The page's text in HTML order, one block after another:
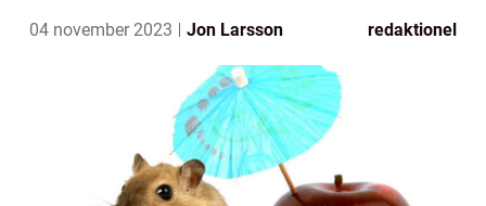
04 november 2023 Jon Larsson redaktionel